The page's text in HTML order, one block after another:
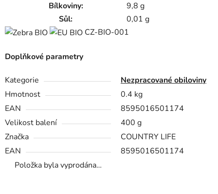
Bílkoviny:
9,8 g
Sůl:
0,01 g
CZ-BIO-001
Doplňkové parametry
Kategorie
Nezpracované obiloviny
Hmotnost
0.4 kg
EAN
8595016501174
Velikost balení
400 g
Značka
COUNTRY LIFE
EAN
8595016501174
Položka byla vyprodána…